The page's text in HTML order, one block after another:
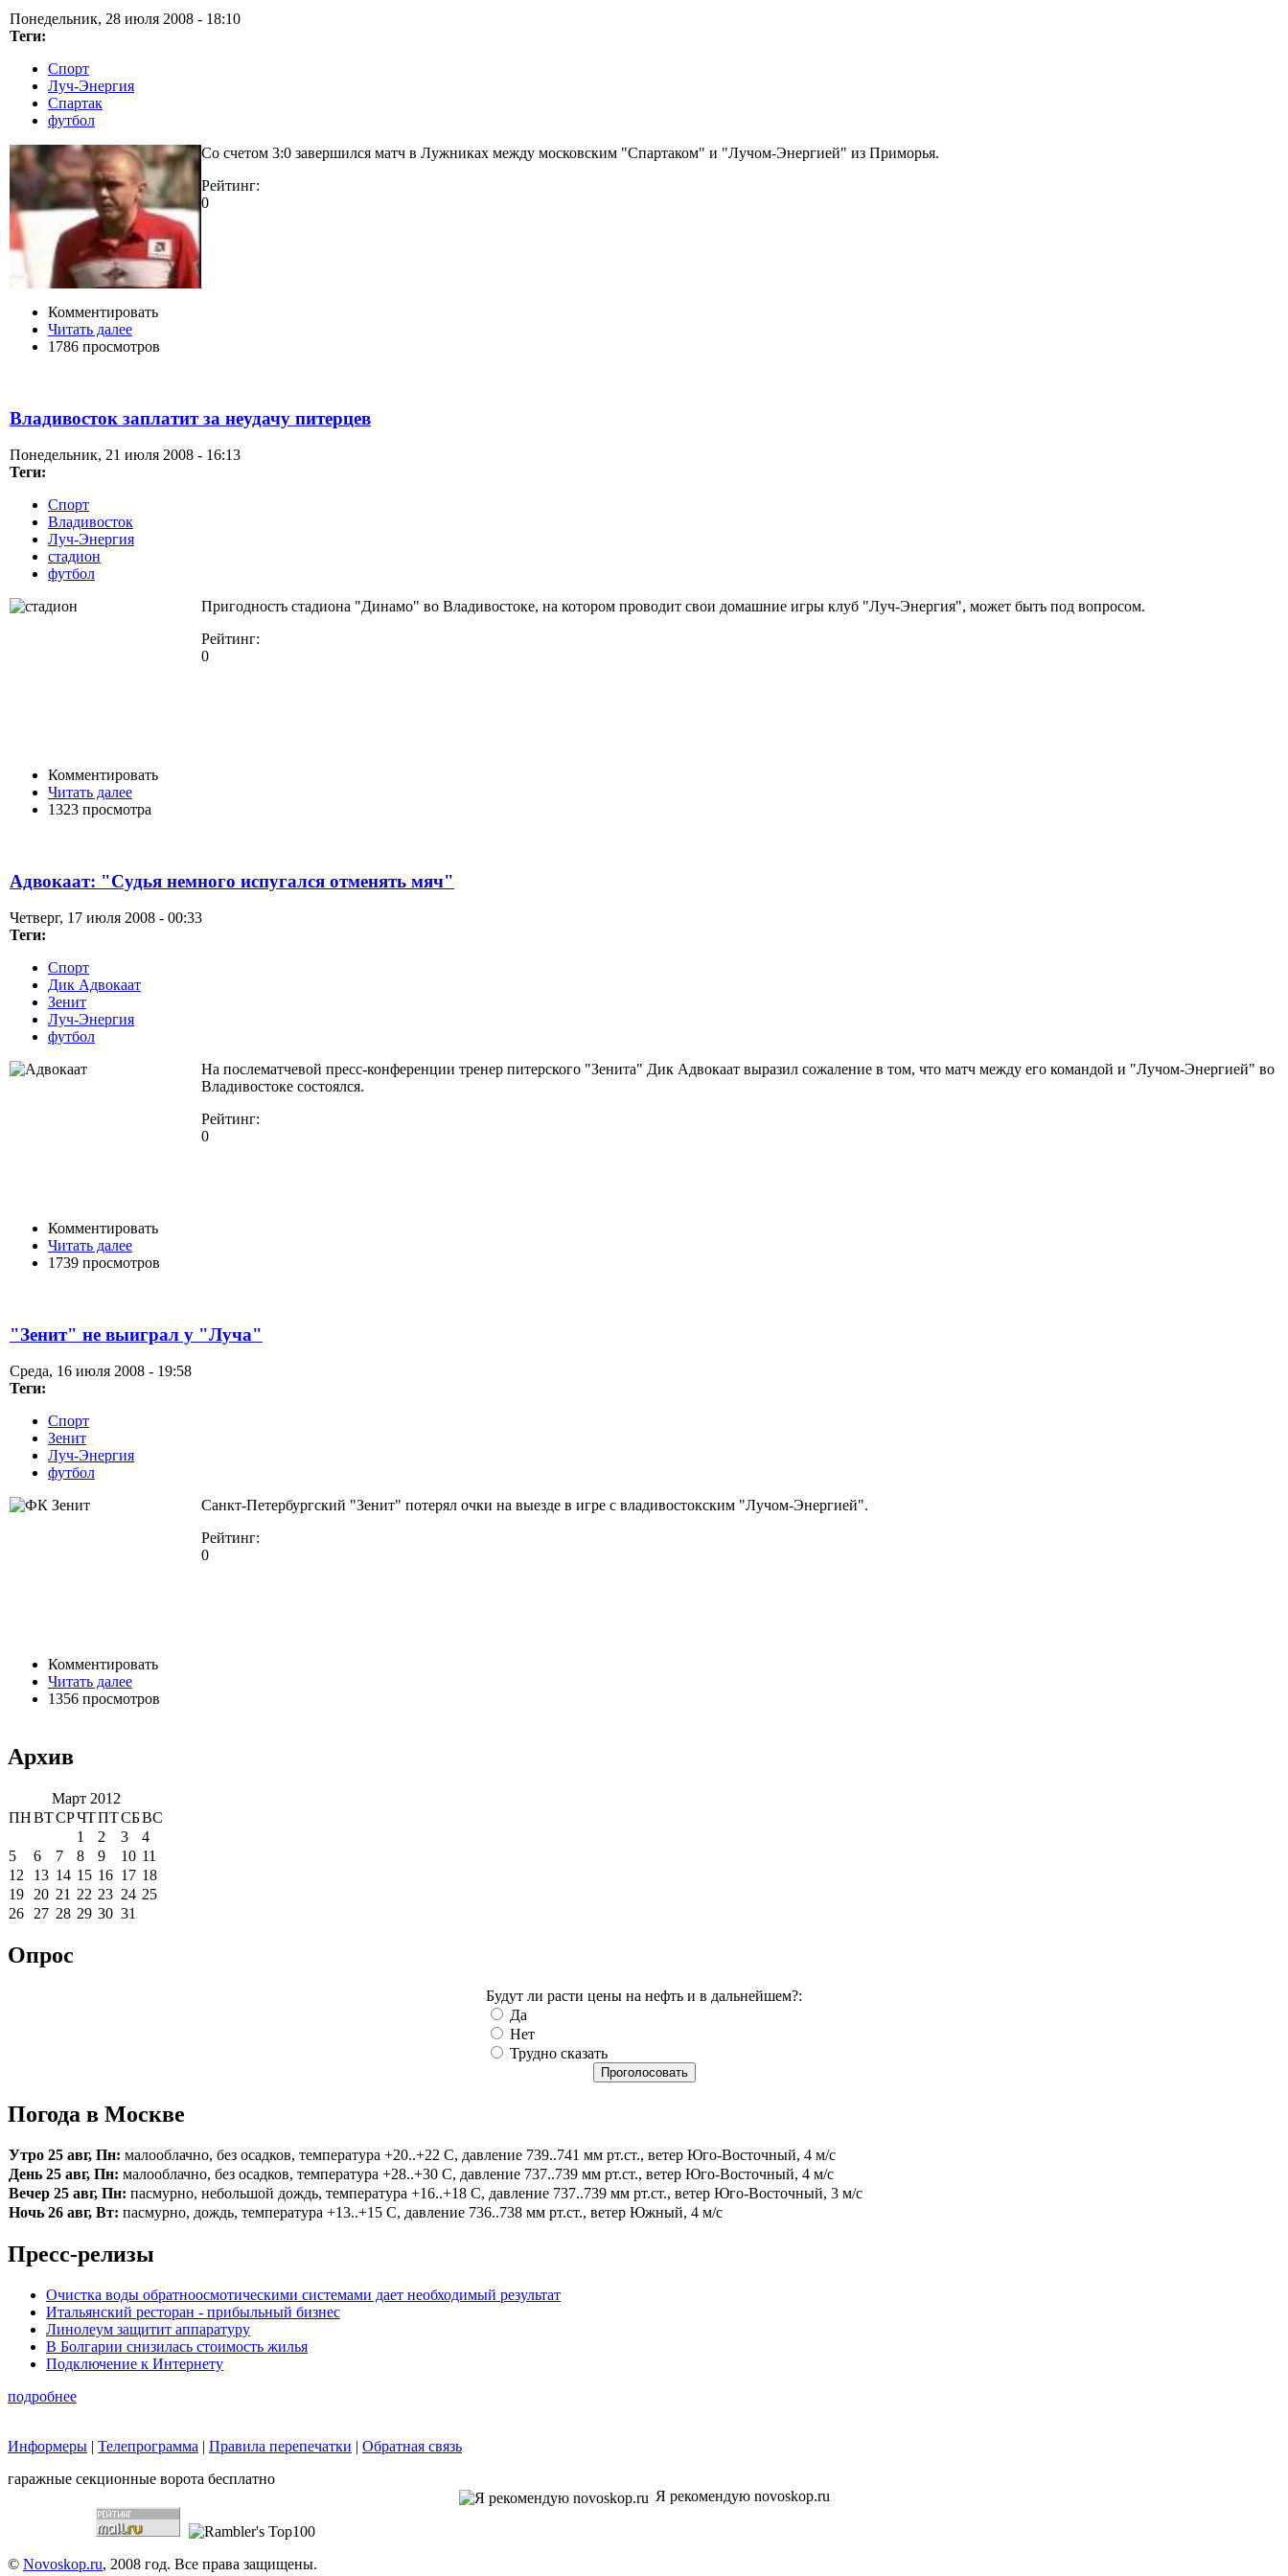
Понедельник, 28 июля 2008 - 18:10
Теги:
Спорт
Луч-Энергия
Спартак
футбол
Со счетом 3:0 завершился матч в Лужниках между московским "Спартаком" и "Лучом-Энергией" из Приморья.
Рейтинг:
0
Комментировать
Читать далее
1786 просмотров
Владивосток заплатит за неудачу питерцев
Понедельник, 21 июля 2008 - 16:13
Теги:
Спорт
Владивосток
Луч-Энергия
стадион
футбол
Пригодность стадиона "Динамо" во Владивостоке, на котором проводит свои домашние игры клуб "Луч-Энергия", может быть под вопросом.
Рейтинг:
0
Комментировать
Читать далее
1323 просмотра
Адвокаат: "Судья немного испугался отменять мяч"
Четверг, 17 июля 2008 - 00:33
Теги:
Спорт
Дик Адвокаат
Зенит
Луч-Энергия
футбол
На послематчевой пресс-конференции тренер питерского "Зенита" Дик Адвокаат выразил сожаление в том, что матч между его командой и "Лучом-Энергией" во
Владивостоке состоялся.
Рейтинг:
0
Комментировать
Читать далее
1739 просмотров
"Зенит" не выиграл у "Луча"
Среда, 16 июля 2008 - 19:58
Теги:
Спорт
Зенит
Луч-Энергия
футбол
Санкт-Петербургский "Зенит" потерял очки на выезде в игре с владивостокским "Лучом-Энергией".
Рейтинг:
0
Комментировать
Читать далее
1356 просмотров
Архив
Март 2012
ПНВТСРЧТПТСБВС
1
2 3
4
5
6 7 8 9 10 11
12
13 14 15 16 17 18
19
20 21 22 23 24 25
26
27 28 29 30 31
Опрос
Будут ли расти цены на нефть и в дальнейшем?:
Да
Нет
Трудно сказать
Погода в Москве
Утро 25 авг, Пн: малооблачно, без осадков, температура +20..+22 С, давление 739..741 мм рт.ст., ветер Юго-Восточный, 4 м/с
День 25 авг, Пн: малооблачно, без осадков, температура +28..+30 С, давление 737..739 мм рт.ст., ветер Юго-Восточный, 4 м/с
Вечер 25 авг, Пн: пасмурно, небольшой дождь, температура +16..+18 С, давление 737..739 мм рт.ст., ветер Юго-Восточный, 3 м/с
Ночь 26 авг, Вт: пасмурно, дождь, температура +13..+15 С, давление 736..738 мм рт.ст., ветер Южный, 4 м/с
Пресс-релизы
Очистка воды обратноосмотическими системами дает необходимый результат
Итальянский ресторан - прибыльный бизнес
Линолеум защитит аппаратуру
В Болгарии снизилась стоимость жилья
Подключение к Интернету
подробнее
Информеры | Телепрограмма | Правила перепечатки | Обратная связь
гаражные секционные ворота бесплатно
Я рекомендую novoskop.ru
© Novoskop.ru, 2008 год. Все права защищены.